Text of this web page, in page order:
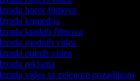
horor filmova
komedija
kratkih filmova
modnih videa
putnih videa
reklama
videa sa zelenom pozadinom